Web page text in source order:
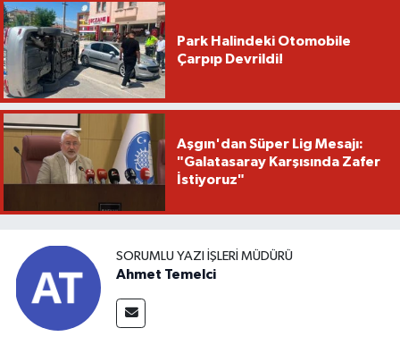
Park Halindeki Otomobile
Çarpıp Devrildi!
Aşgın'dan Süper Lig Mesajı:
"Galatasaray Karşısında Zafer
İstiyoruz"
SORUMLU YAZI İŞLERI MÜDÜRÜ
Ahmet Temelci